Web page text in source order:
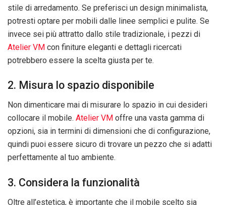
stile di arredamento. Se preferisci un design minimalista,
potresti optare per mobili dalle linee semplici e pulite. Se
invece sei più attratto dallo stile tradizionale, i pezzi di
Atelier VM con finiture eleganti e dettagli ricercati
potrebbero essere la scelta giusta per te.
2. Misura lo spazio disponibile
Non dimenticare mai di misurare lo spazio in cui desideri
collocare il mobile. Atelier VM offre una vasta gamma di
opzioni, sia in termini di dimensioni che di configurazione,
quindi puoi essere sicuro di trovare un pezzo che si adatti
perfettamente al tuo ambiente.
3. Considera la funzionalità
Oltre all’estetica, è importante che il mobile scelto sia